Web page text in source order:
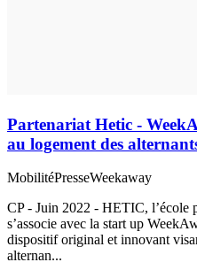
Partenariat Hetic -
au logement des
MobilitéPresseWeekaway
CP - Juin 2022 - HETIC, l’école
s’associe avec la start up
dispositif original et innovant
alternan...